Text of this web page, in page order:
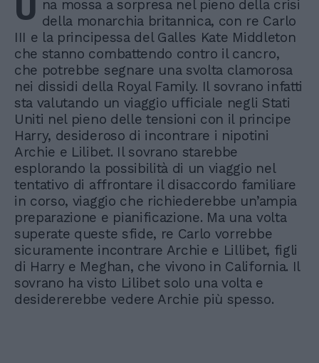
U na mossa a sorpresa nel pieno della crisi
della monarchia britannica, con re Carlo
III e la principessa del Galles Kate Middleton
che stanno combattendo contro il cancro,
che potrebbe segnare una svolta clamorosa
nei dissidi della Royal Family. Il sovrano infatti
sta valutando un viaggio ufficiale negli Stati
Uniti nel pieno delle tensioni con il principe
Harry, desideroso di incontrare i nipotini
Archie e Lilibet. Il sovrano starebbe
esplorando la possibilità di un viaggio nel
tentativo di affrontare il disaccordo familiare
in corso, viaggio che richiederebbe un’ampia
preparazione e pianificazione. Ma una volta
superate queste sfide, re Carlo vorrebbe
sicuramente incontrare Archie e Lillibet, figli
di Harry e Meghan, che vivono in California. Il
sovrano ha visto Lilibet solo una volta e
desidererebbe vedere Archie più spesso.